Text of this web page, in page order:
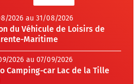
2026 au 31/08/2026
du Véhicule de Loisirs de
Maritime
2026 au 07/09/2026
Camping-car Lac de la Tille